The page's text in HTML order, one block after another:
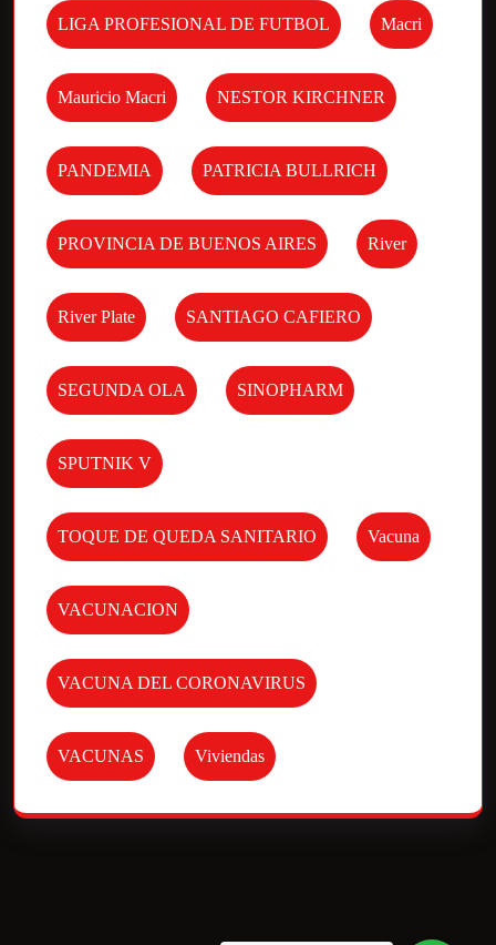
LIGA PROFESIONAL DE FUTBOL Macri
Mauricio Macri NESTOR KIRCHNER
PANDEMIA PATRICIA BULLRICH
PROVINCIA DE BUENOS AIRES River
River Plate SANTIAGO CAFIERO
SEGUNDA OLA SINOPHARM
SPUTNIK V
TOQUE DE QUEDA SANITARIO Vacuna
VACUNACION
VACUNA DEL CORONAVIRUS
VACUNAS Viviendas